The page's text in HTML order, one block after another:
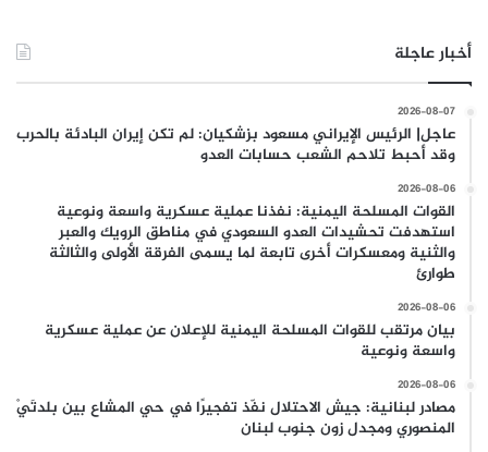
أخبار عاجلة
2026-08-07
عاجل| الرئيس الإيراني مسعود بزشكيان: لم تكن إيران البادئة بالحرب
وقد أحبط تلاحم الشعب حسابات العدو
2026-08-06
القوات المسلحة اليمنية: نفذنا عملية عسكرية واسعة ونوعية
استهدفت تحشيدات العدو السعودي في مناطق الرويك والعبر
والثنية ومعسكرات أخرى تابعة لما يسمى الفرقة الأولى والثالثة
طوارئ
2026-08-06
بيان مرتقب للقوات المسلحة اليمنية للإعلان عن عملية عسكرية
واسعة ونوعية
2026-08-06
مصادر لبنانية: جيش الاحتلال نفّذ تفجيرًا في حي المشاع بين بلدتَيْ
المنصوري ومجدل زون جنوب لبنان